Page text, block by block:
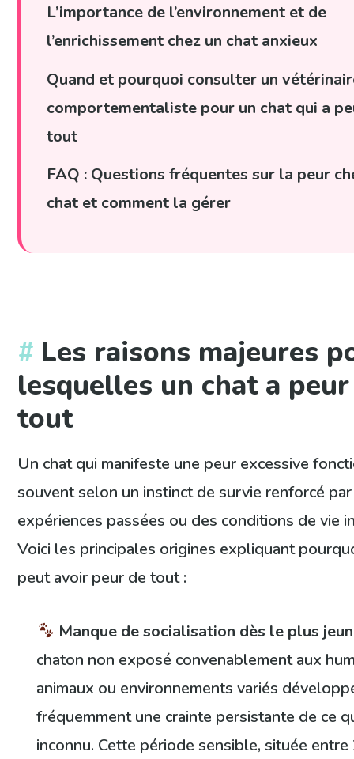
L’importance de l’environnement et de
l’enrichissement chez un chat anxieux
Quand et pourquoi consulter un
comportementaliste pour un chat qui a
tout
FAQ : Questions fréquentes sur la peur
chat et comment la gérer
Les raisons majeures
lesquelles un chat a
tout
Un chat qui manifeste une peur excessive
souvent selon un instinct de survie renforcé
expériences passées ou des conditions de vie
Voici les principales origines expliquant
peut avoir peur de tout :
Manque de socialisation dès le plus
chaton non exposé convenablement aux
animaux ou environnements variés
fréquemment une crainte persistante de ce
inconnu. Cette période sensible, située